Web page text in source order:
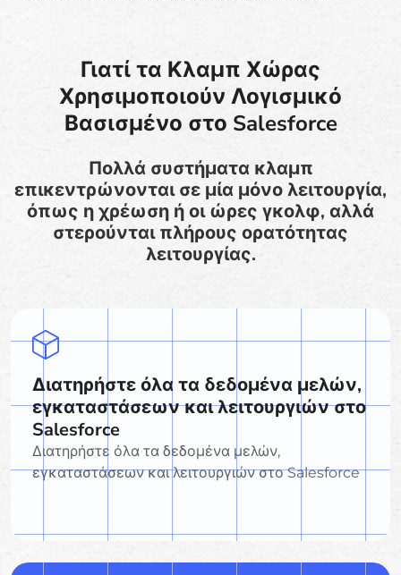
Γιατί τα Κλαμπ Χώρας
Χρησιμοποιούν Λογισμικό
Βασισμένο στο Salesforce
Πολλά συστήματα κλαμπ
επικεντρώνονται σε μία μόνο λειτουργία,
όπως η χρέωση ή οι ώρες γκολφ, αλλά
στερούνται πλήρους ορατότητας
λειτουργίας.
Διατηρήστε όλα τα δεδομένα μελών,
εγκαταστάσεων και λειτουργιών στο
Salesforce
Διατηρήστε όλα τα δεδομένα μελών,
εγκαταστάσεων και λειτουργιών στο Salesforce